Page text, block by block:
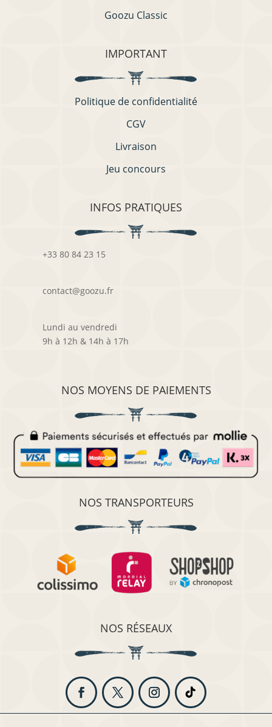
Goozu Classic
IMPORTANT
Politique de confidentialité
CGV
Livraison
Jeu concours
INFOS PRATIQUES
+33 80 84 23 15
contact@goozu.fr
Lundi au vendredi
9h à 12h & 14h à 17h
NOS MOYENS DE PAIEMENTS
NOS TRANSPORTEURS
NOS RÉSEAUX